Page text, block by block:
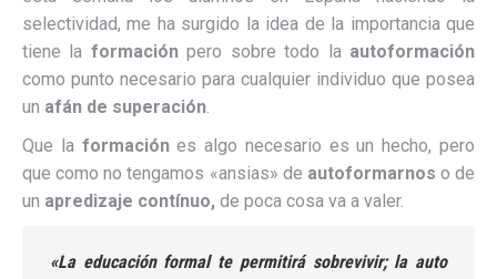
selectividad, me ha surgido la idea de la importancia que
tiene la formaciónpero sobre todo la autoformación
como punto necesario para cualquier individuo que posea
un afán de superación.
Que la formaciónes algo necesario es un hecho, pero
que como no tengamos «ansias» de autoformarnos o de
un apredizaje contínuo, de poca cosa va a valer.
«La educación formal te permitirá sobrevivir; la auto